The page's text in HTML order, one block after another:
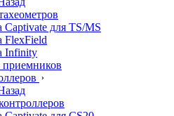
Captivate для TS/MS
FlexField
Infinity